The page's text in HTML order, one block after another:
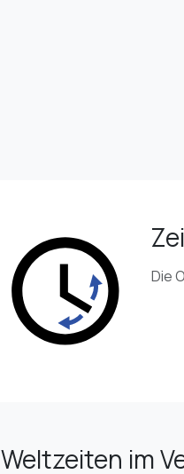
Die
Weltzeiten im